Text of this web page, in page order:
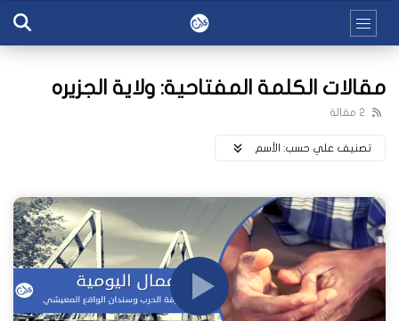
مقالات الكلمة المفتاحية: ولاية الجزيره
2 مقالة
تصنيف علي حسب: اﻷسم